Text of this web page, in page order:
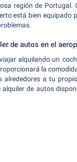
región de Portugal.
está bien equipado
de autos en el
alquilando un
la
alrededores a tu
de autos